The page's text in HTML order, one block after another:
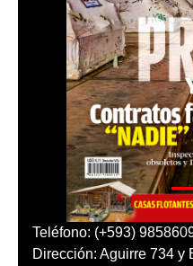
Teléfono: (+593)
Dirección: Aguirre 734 y